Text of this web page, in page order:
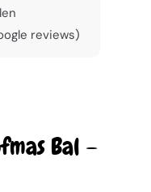
reviews)
Bal –